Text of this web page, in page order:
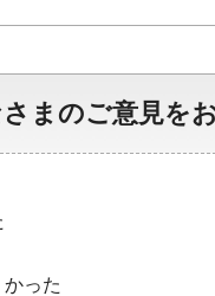
まのご意見を
った